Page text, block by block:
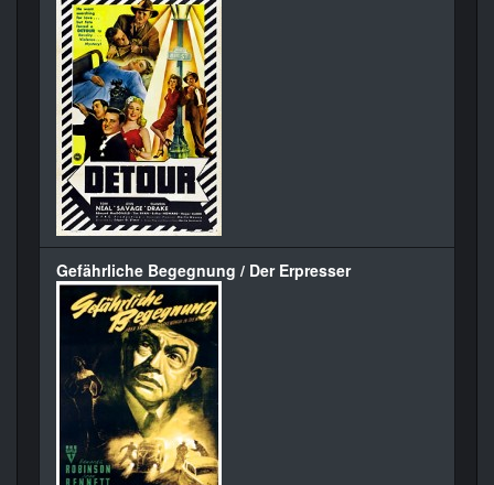
Gefährliche Begegnung / Der Erpresser